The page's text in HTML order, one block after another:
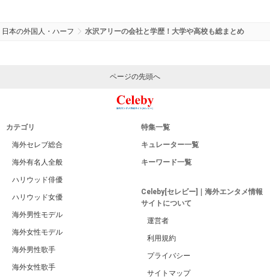
日本の外国人・ハーフ 水沢アリーの会社と学歴！大学や高校も総まとめ
ページの先頭へ
カテゴリ
海外セレブ総合
海外有名人全般
ハリウッド俳優
ハリウッド女優
海外男性モデル
海外女性モデル
海外男性歌手
海外女性歌手
特集一覧
キュレーター一覧
キーワード一覧
Celeby[セレビー]｜海外エンタメ情報
サイトについて
運営者
利用規約
プライバシー
サイトマップ